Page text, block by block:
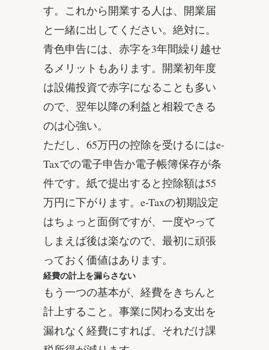
す。これから開業する人は、開業届
と一緒に出してください。絶対に。
青色申告には、赤字を3年間繰り越せ
るメリットもあります。開業初年度
は設備投資で赤字になることも多い
ので、翌年以降の利益と相殺できる
のは心強い。
ただし、65万円の控除を受けるにはe-
Taxでの電子申告か電子帳簿保存が条
件です。紙で提出すると控除額は55
万円に下がります。e-Taxの初期設定
はちょっと面倒ですが、一度やって
しまえば後は楽なので、最初に頑張
っておく価値はあります。
経費の計上を漏らさない
もう一つの基本が、経費をきちんと
計上すること。事業に関わる支出を
漏れなく経費にすれば、それだけ課